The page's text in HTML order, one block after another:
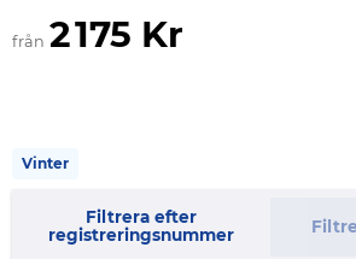
från 2 175 Kr
Vinter
Filtrera efter
registreringsnummer